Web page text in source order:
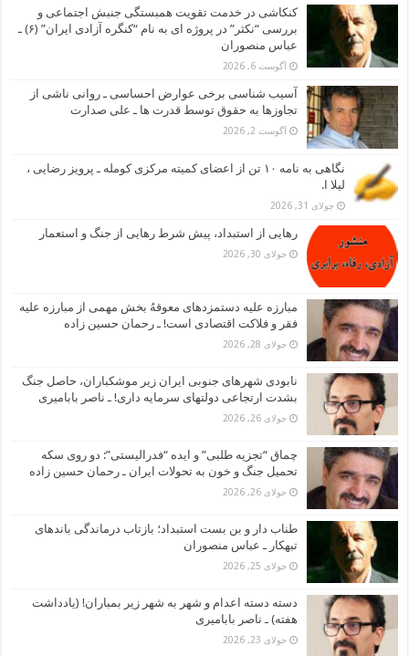
کنکاشی در خدمت تقویت همبستگی جنبش اجتماعی و
بررسی “نکثر” در پروژه ای به نام “کنگره آزادی ایران” (۶) ـ
عباس منصوران
آگوست 6, 2026
آسیب شناسی برخی عوارض احساسی ـ روانی ناشی از
تجاوزها به حقوق توسط قدرت ها ـ علی صدارت
آگوست 2, 2026
نگاهی به نامه ۱۰ تن از اعضای کمیته مرکزی کومله ـ پرویز رضایی ،
لیلا ا.
جولای 31, 2026
رهایی از استبداد، پیش شرط رهایی از جنگ و استعمار
جولای 30, 2026
مبارزه علیه دستمزدهای معوقهُ بخش مهمی از مبارزه علیه
فقر و فلاکت اقتصادی است! ـ رحمان حسین زاده
جولای 28, 2026
نابودی شهرهای جنوبی ایران زیر موشکباران، حاصل جنگ
بشدت ارتجاعی دولتهای سرمایه داری! ـ ناصر بابامیری
جولای 26, 2026
چماق “تجزیه طلبی” و ایده “فدرالیستی”: دو روی سکه
تحمیل جنگ و خون به تحولات ایران ـ رحمان حسین زاده
جولای 26, 2026
طناب دار و بن بست استبداد؛ بازتاب درماندگی باندهای
تبهکار ـ عباس منصوران
جولای 25, 2026
دسته دسته اعدام و شهر به شهر زیر بمباران! (یادداشت
هفته) ـ ناصر بابامیری
جولای 23, 2026